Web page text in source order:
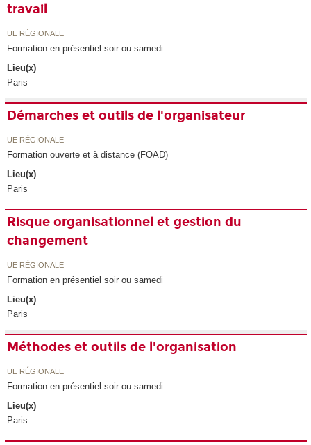
travail
UE RÉGIONALE
Formation en présentiel soir ou samedi
Lieu(x)
Paris
Démarches et outils de l'organisateur
UE RÉGIONALE
Formation ouverte et à distance (FOAD)
Lieu(x)
Paris
Risque organisationnel et gestion du
changement
UE RÉGIONALE
Formation en présentiel soir ou samedi
Lieu(x)
Paris
Méthodes et outils de l'organisation
UE RÉGIONALE
Formation en présentiel soir ou samedi
Lieu(x)
Paris